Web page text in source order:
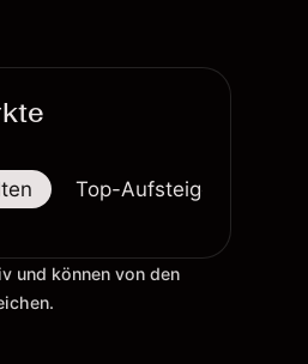
Top-Aufsteiger
und können von den